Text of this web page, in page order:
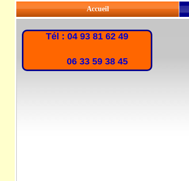
Accueil
Tél : 04 93 81 62 49
06 33 59 38 45